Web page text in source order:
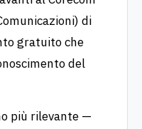
di
gratuito che
del
più rilevante —